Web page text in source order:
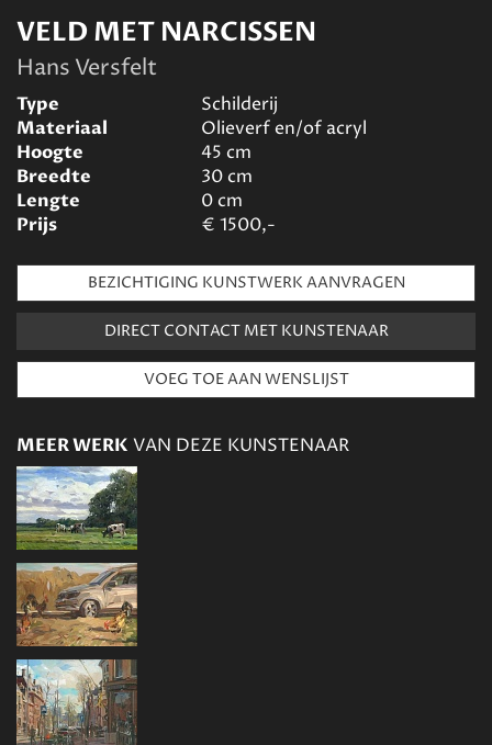
VELD MET NARCISSEN
Hans Versfelt
Type
Schilderij
Materiaal
Olieverf en/of acryl
Hoogte
45 cm
Breedte
30cm
Lengte
0cm
Prijs
€ 1500,-
BEZICHTIGING KUNSTWERK AANVRAGEN
DIRECT CONTACT MET KUNSTENAAR
MEER WERK VAN DEZE KUNSTENAAR